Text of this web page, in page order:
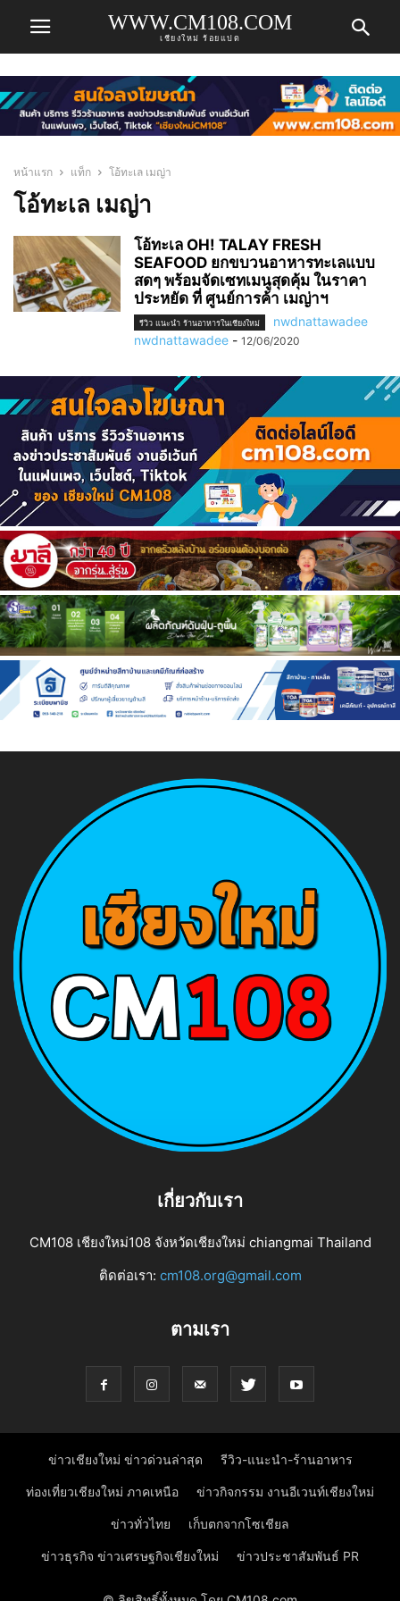
WWW.CM108.COM
เชียงใหม่ ร้อยแปด
หน้าแรก แท็ก โอ้ทะเล เมญ่า
โอ้ทะเล เมญ่า
โอ้ทะเล OH! TALAY FRESH
SEAFOOD ยกขบวนอาหารทะเลแบบ
สดๆ พร้อมจัดเซทเมนูสุดคุ้ม ในราคา
ประหยัด ที่ ศูนย์การค้า เมญ่าฯ
รีวิว แนะนำ ร้านอาหารในเชียงใหม่
nwdnattawadee
nwdnattawadee - 12/06/2020
เกี่ยวกับเรา
CM108 เชียงใหม่108 จังหวัดเชียงใหม่ chiangmai Thailand
ติดต่อเรา: cm108.org@gmail.com
ตามเรา
ข่าวเชียงใหม่ ข่าวด่วนล่าสุด รีวิว-แนะนำ-ร้านอาหาร
ท่องเที่ยวเชียงใหม่ ภาคเหนือ ข่าวกิจกรรม งานอีเวนท์เชียงใหม่
ข่าวทั่วไทย เก็บตกจากโซเชียล
ข่าวธุรกิจ ข่าวเศรษฐกิจเชียงใหม่ ข่าวประชาสัมพันธ์ PR